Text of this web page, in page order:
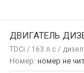
ДВИГАТЕЛЬ
TDCi / 163 л.с /
Номер: номер не